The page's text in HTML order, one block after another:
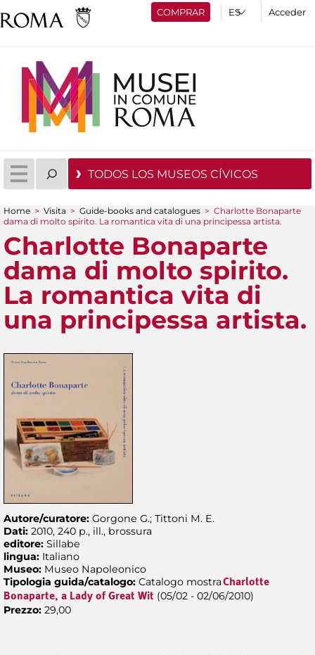
COMPRAR Acceder
TODOS LOS MUSEOS CÍVICOS
You are here
Home > Visita > Guide-books and catalogues > Charlotte Bonaparte
dama di molto spirito. La romantica vita di una principessa artista.
Charlotte Bonaparte
dama di molto spirito.
La romantica vita di
una principessa artista.
Autore/curatore: Gorgone G.; Tittoni M. E.
Dati: 2010, 240 p., ill., brossura
editore: Sillabe
lingua: Italiano
Museo: Museo Napoleonico
Tipologia guida/catalogo: Catalogo mostraCharlotte
Bonaparte, a Lady of Great Wit (05/02 - 02/06/2010)
Prezzo: 29,00